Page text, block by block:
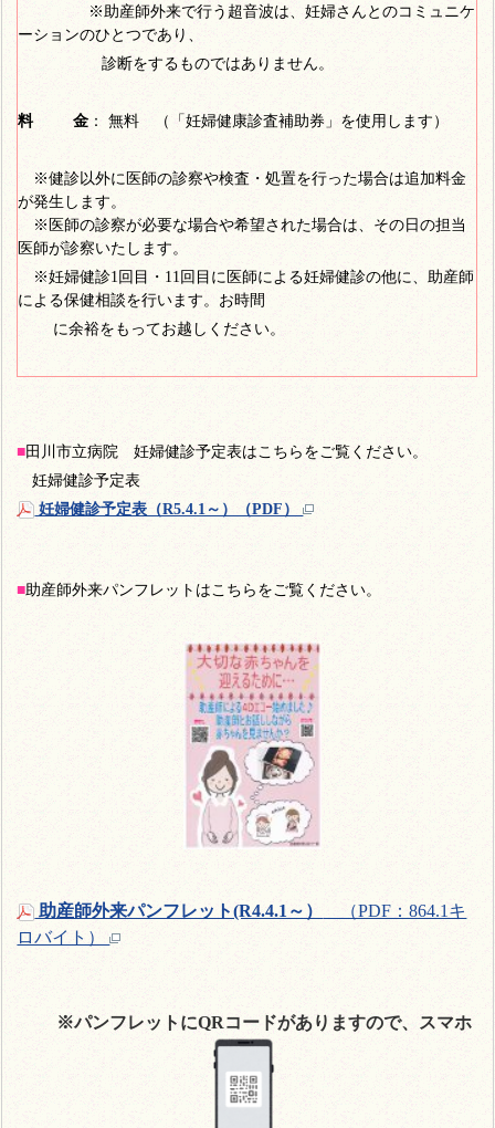
※助産師外来で行う超音波は、妊婦さんとのコミュニケ
ーションのひとつであり、
診断をするものではありません。
料 金 ： 無料 （「妊婦健康診査補助券」を使用します）
※健診以外に医師の診察や検査・処置を行った場合は追加料金
が発生します。
※医師の診察が必要な場合や希望された場合は、その日の担当
医師が診察いたします。
※妊婦健診1回目・11回目に医師による妊婦健診の他に、助産師
による保健相談を行います。お時間
に余裕をもってお越しください。
■田川市立病院 妊婦健診予定表はこちらをご覧ください。
妊婦健診予定表
妊婦健診予定表（R5.4.1～）（PDF）
■助産師外来パンフレットはこちらをご覧ください。
助産師外来パンフレット(R4.4.1～）
（PDF：864.1キ
ロバイト）
※パンフレットにQRコードがありますので、スマホ